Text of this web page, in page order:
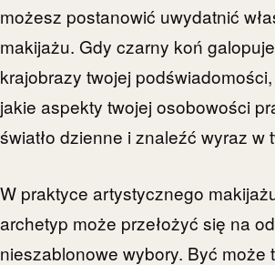
możesz postanowić uwydatnić
makijażu. Gdy czarny koń
krajobrazy twojej
jakie aspekty twojej osobowości
światło dzienne i znaleźć wyraz w
W praktyce artystycznego
archetyp może przełożyć się na
nieszablonowe wybory. Być może